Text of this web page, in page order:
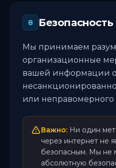
8 Безопасность
Мы принимаем
организационные
вашей информации
или неправомерного
Важно: Ни один
через интернет не
безопасным. Мы не
абсолютную